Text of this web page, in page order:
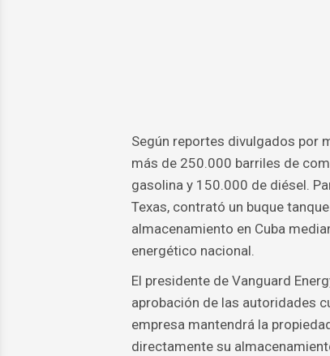
Según reportes divulgados por
más de 250.000 barriles de
gasolina y 150.000 de diésel.
Texas, contrató un buque
almacenamiento en Cuba
energético nacional.
El presidente de Vanguard
aprobación de las autoridades
empresa mantendrá la
directamente su